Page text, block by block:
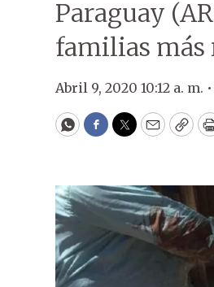
Paraguay
familias más
Abril 9, 2020 10:12 a. m. •
WhatsApp
Facebook
Twitter
Email